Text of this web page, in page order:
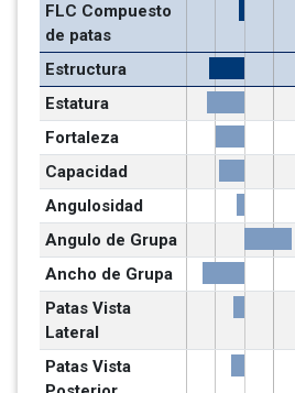
FLC Compuesto
de patas
Estructura
Estatura
Fortaleza
Capacidad
Angulosidad
Angulo de Grupa
Ancho de Grupa
Patas Vista
Lateral
Patas Vista